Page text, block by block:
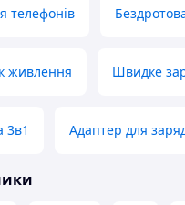
телефонів
живлення Швидке
3в1 Адаптер для